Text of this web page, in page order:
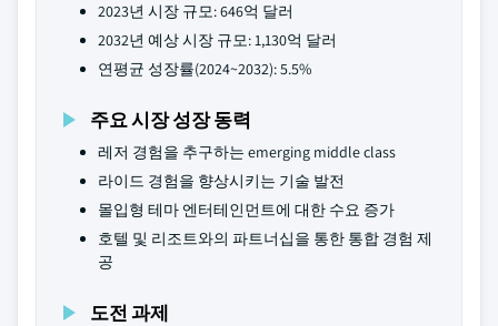
2023년 시장 규모: 646억 달러
2032년 예상 시장 규모: 1,130억 달러
연평균 성장률(2024~2032): 5.5%
주요 시장 성장 동력
레저 경험을 추구하는 emerging middle class
라이드 경험을 향상시키는 기술 발전
몰입형 테마 엔터테인먼트에 대한 수요 증가
호텔 및 리조트와의 파트너십을 통한 통합 경험 제
공
도전 과제